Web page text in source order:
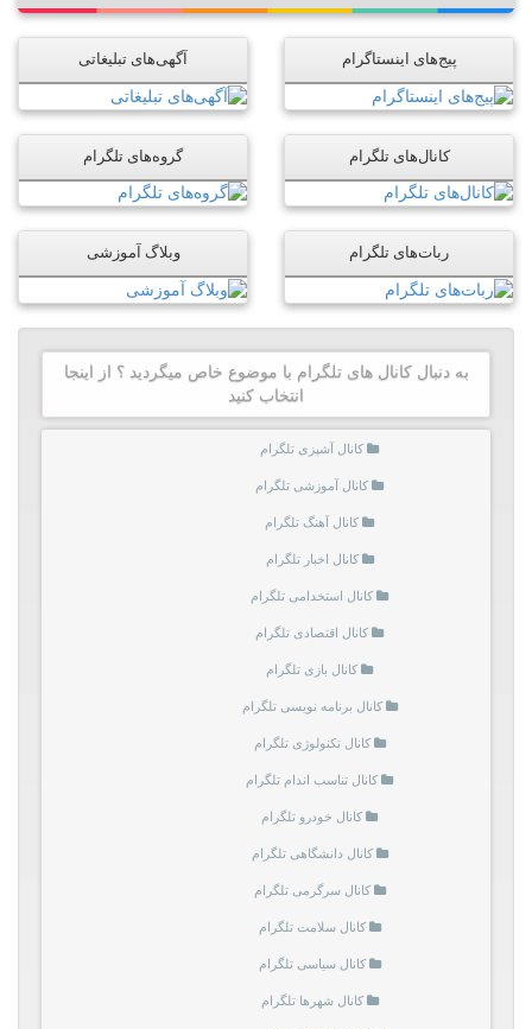
پیج‌های اینستاگرام آگهی‌های تبلیغاتی
کانال‌های تلگرام گروه‌های تلگرام
ربات‌های تلگرام وبلاگ آموزشی
به دنبال کانال های تلگرام با موضوع خاص میگردید ؟ از اینجا
انتخاب کنید
کانال آشپزی تلگرام
کانال آموزشی تلگرام
کانال آهنگ تلگرام
کانال اخبار تلگرام
کانال استخدامی تلگرام
کانال اقتصادی تلگرام
کانال بازی تلگرام
کانال برنامه نویسی تلگرام
کانال تکنولوژی تلگرام
کانال تناسب اندام تلگرام
کانال خودرو تلگرام
کانال دانشگاهی تلگرام
کانال سرگرمی تلگرام
کانال سلامت تلگرام
کانال سیاسی تلگرام
کانال شهرها تلگرام